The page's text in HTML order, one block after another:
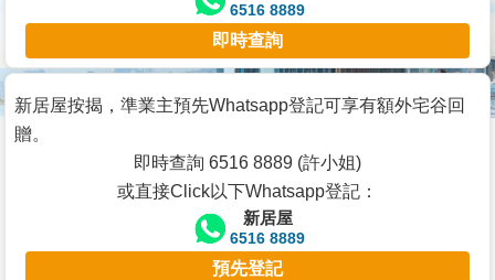
宅
谷
按
6516 8889
即時查詢
新居屋按揭，準業主預先Whatsapp登記可享有額外宅谷回
贈。
即時查詢 6516 8889 (許小姐)
或直接Click以下Whatsapp登記：
新居屋
6516 8889
預先登記